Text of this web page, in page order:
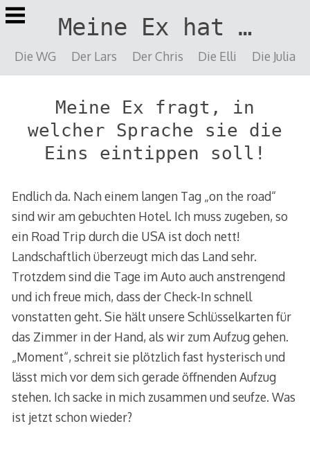
Springe
zu
Meine Ex hat …
Die WG Der Lars Der Chris Die Elli Die Julia
Meine Ex fragt, in
welcher Sprache sie die
Eins eintippen soll!
Endlich da. Nach einem langen Tag „on the road“
sind wir am gebuchten Hotel. Ich muss zugeben, so
ein Road Trip durch die USA ist doch nett!
Landschaftlich überzeugt mich das Land sehr.
Trotzdem sind die Tage im Auto auch anstrengend
und ich freue mich, dass der Check-In schnell
vonstatten geht. Sie hält unsere Schlüsselkarten für
das Zimmer in der Hand, als wir zum Aufzug gehen.
„Moment“, schreit sie plötzlich fast hysterisch und
lässt mich vor dem sich gerade öffnenden Aufzug
stehen. Ich sacke in mich zusammen und seufze. Was
ist jetzt schon wieder?